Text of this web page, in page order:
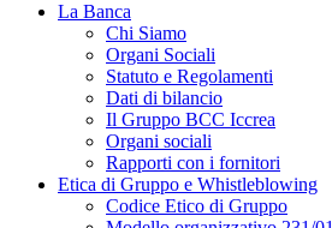
La Banca
Chi Siamo
Organi Sociali
Statuto e Regolamenti
Dati di bilancio
Il Gruppo BCC Iccrea
Organi sociali
Rapporti con i fornitori
Etica di Gruppo e Whistleblowing
Codice Etico di Gruppo